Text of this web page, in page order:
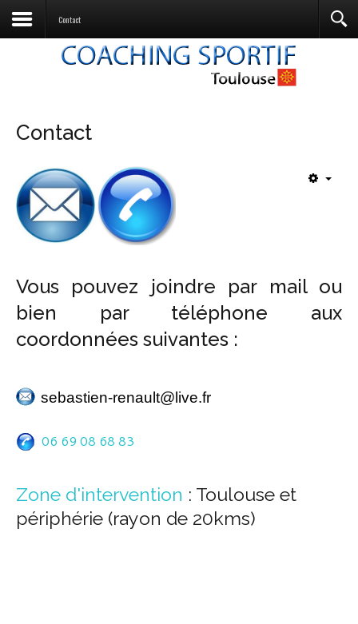
Contact
Contact
Vous pouvez joindre par mail ou
bien par téléphone aux
coordonnées suivantes :
sebastien-renault@live.fr
06 69 08 68 83
Zone d'intervention : Toulouse et
périphérie (rayon de 20kms)